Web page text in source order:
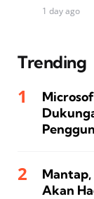
1 day ago
Trending
Mantap,
Akan